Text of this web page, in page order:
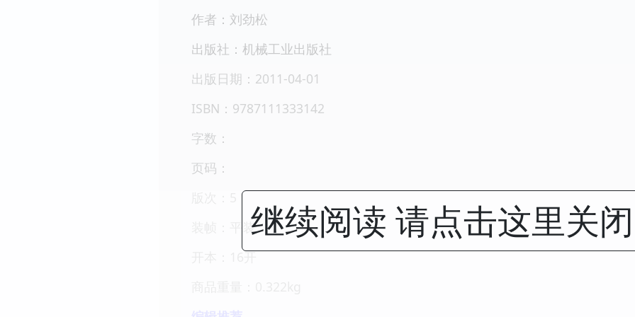
作者：刘劲松
出版社：机械工业出版社
出版日期：2011-04-01
ISBN：9787111333142
字数：
页码：
装帧：平装
开本：16开
继续阅读 请点击这里关